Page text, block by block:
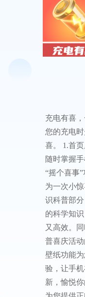
充电有喜
您的充电
喜。 1.首
随时掌握
“摇个喜事
为一次小
识科普部
的科学知
又高效。
普喜庆活
壁纸功能
验，让手
新，愉悦